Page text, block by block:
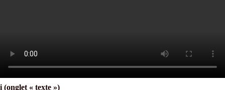
i (onglet « texte »)